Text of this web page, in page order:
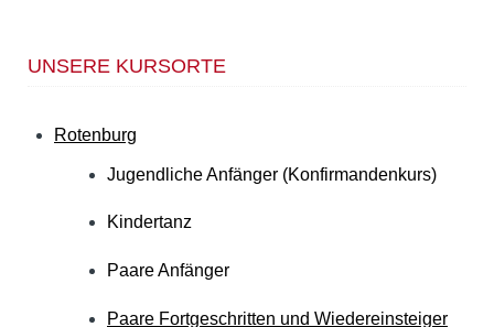
UNSERE KURSORTE
Rotenburg
Jugendliche Anfänger (Konfirmandenkurs)
Kindertanz
Paare Anfänger
Paare Fortgeschritten und Wiedereinsteiger